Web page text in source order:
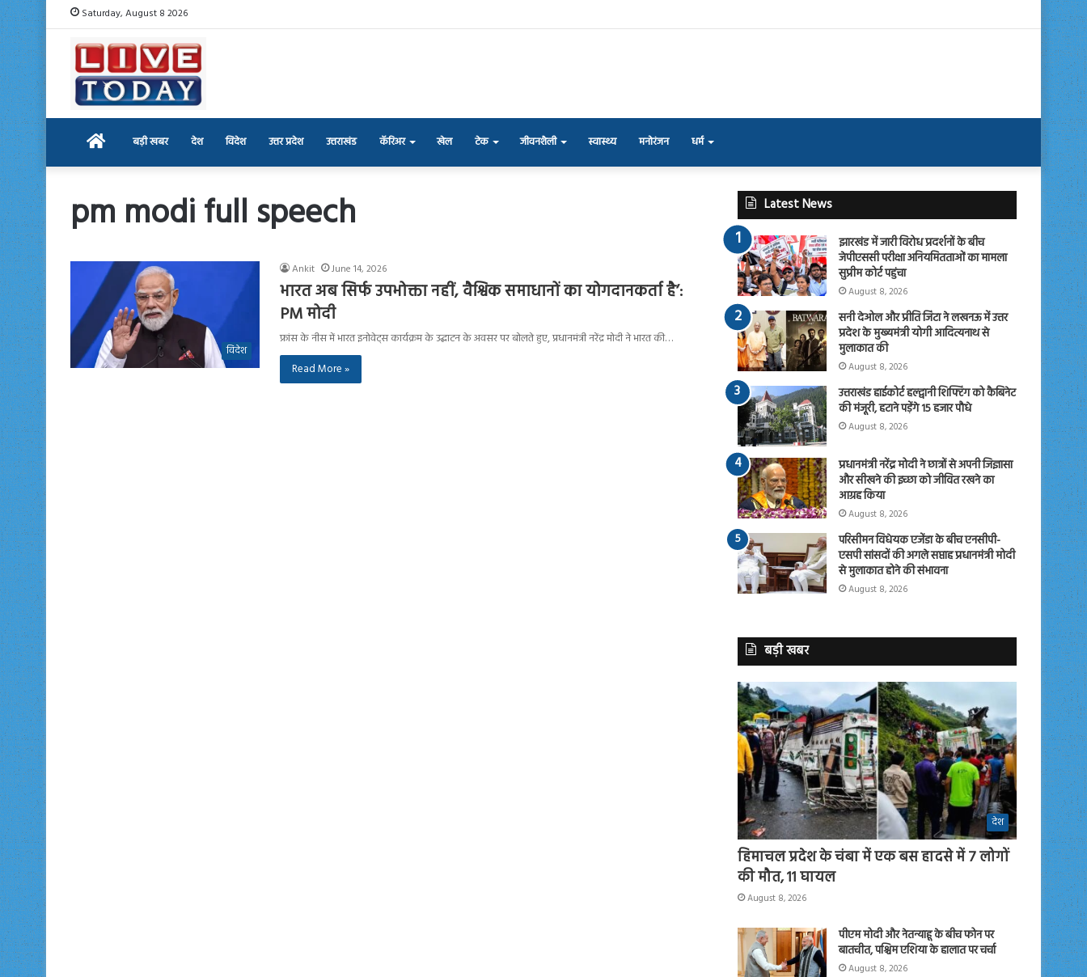
Saturday, August 8 2026
Home बड़ी खबर देश विदेश उत्तर प्रदेश उत्तराखंड कॅरिअर खेल टेक जीवनशैली स्वास्थ्य मनोरंजन धर्म
pm modi full speech
विदेश
Ankit June 14, 2026
भारत अब सिर्फ उपभोक्ता नहीं, वैश्विक समाधानों का योगदानकर्ता है’:
PM मोदी
फ्रांस के नीस में भारत इनोवेट्स कार्यक्रम के उद्घाटन के अवसर पर बोलते हुए, प्रधानमंत्री नरेंद्र मोदी ने भारत की…
Read More »
Latest News
झारखंड में जारी विरोध प्रदर्शनों के बीच
जेपीएससी परीक्षा अनियमितताओं का मामला
सुप्रीम कोर्ट पहुंचा
August 8, 2026
सनी देओल और प्रीति जिंटा ने लखनऊ में उत्तर
प्रदेश के मुख्यमंत्री योगी आदित्यनाथ से
मुलाकात की
August 8, 2026
उत्तराखंड हाईकोर्ट हल्द्वानी शिफ्टिंग को कैबिनेट
की मंजूरी, हटाने पड़ेंगे 15 हजार पौधे
August 8, 2026
प्रधानमंत्री नरेंद्र मोदी ने छात्रों से अपनी जिज्ञासा
और सीखने की इच्छा को जीवित रखने का
आग्रह किया
August 8, 2026
परिसीमन विधेयक एजेंडा के बीच एनसीपी-
एसपी सांसदों की अगले सप्ताह प्रधानमंत्री मोदी
से मुलाकात होने की संभावना
August 8, 2026
बड़ी खबर
देश
हिमाचल प्रदेश के चंबा में एक बस हादसे में 7 लोगों
की मौत, 11 घायल
August 8, 2026
पीएम मोदी और नेतन्याहू के बीच फोन पर
बातचीत, पश्चिम एशिया के हालात पर चर्चा
August 8, 2026